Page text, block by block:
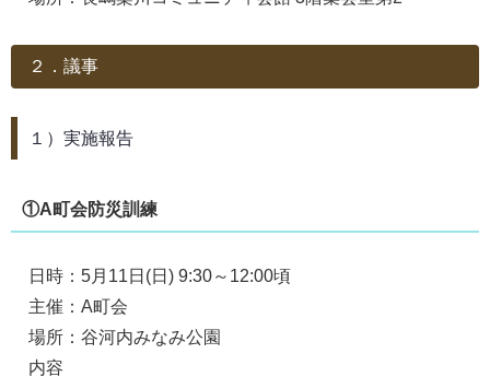
２．議事
１）実施報告
①A町会防災訓練
日時：5月11日(日) 9:30～12:00頃
主催：A町会
場所：谷河内みなみ公園
内容